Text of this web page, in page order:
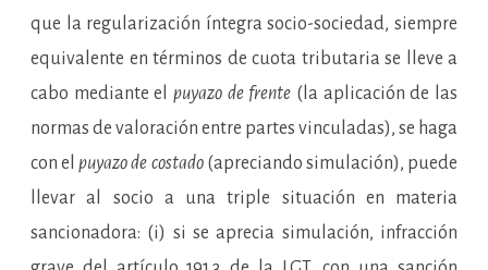
que la regularización íntegra socio-sociedad, siempre
equivalente en términos de cuota tributaria se lleve a
cabo mediante el puyazo de frente (la aplicación de las
normas de valoración entre partes vinculadas), se haga
con elpuyazo de costado(apreciando simulación), puede
llevar al socio a una triple situación en materia
sancionadora: (i) si se aprecia simulación, infracción